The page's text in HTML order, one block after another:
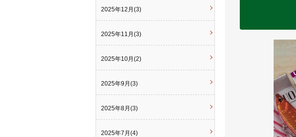
2025年12月(3)
2025年11月(3)
2025年10月(2)
2025年9月(3)
2025年8月(3)
2025年7月(4)